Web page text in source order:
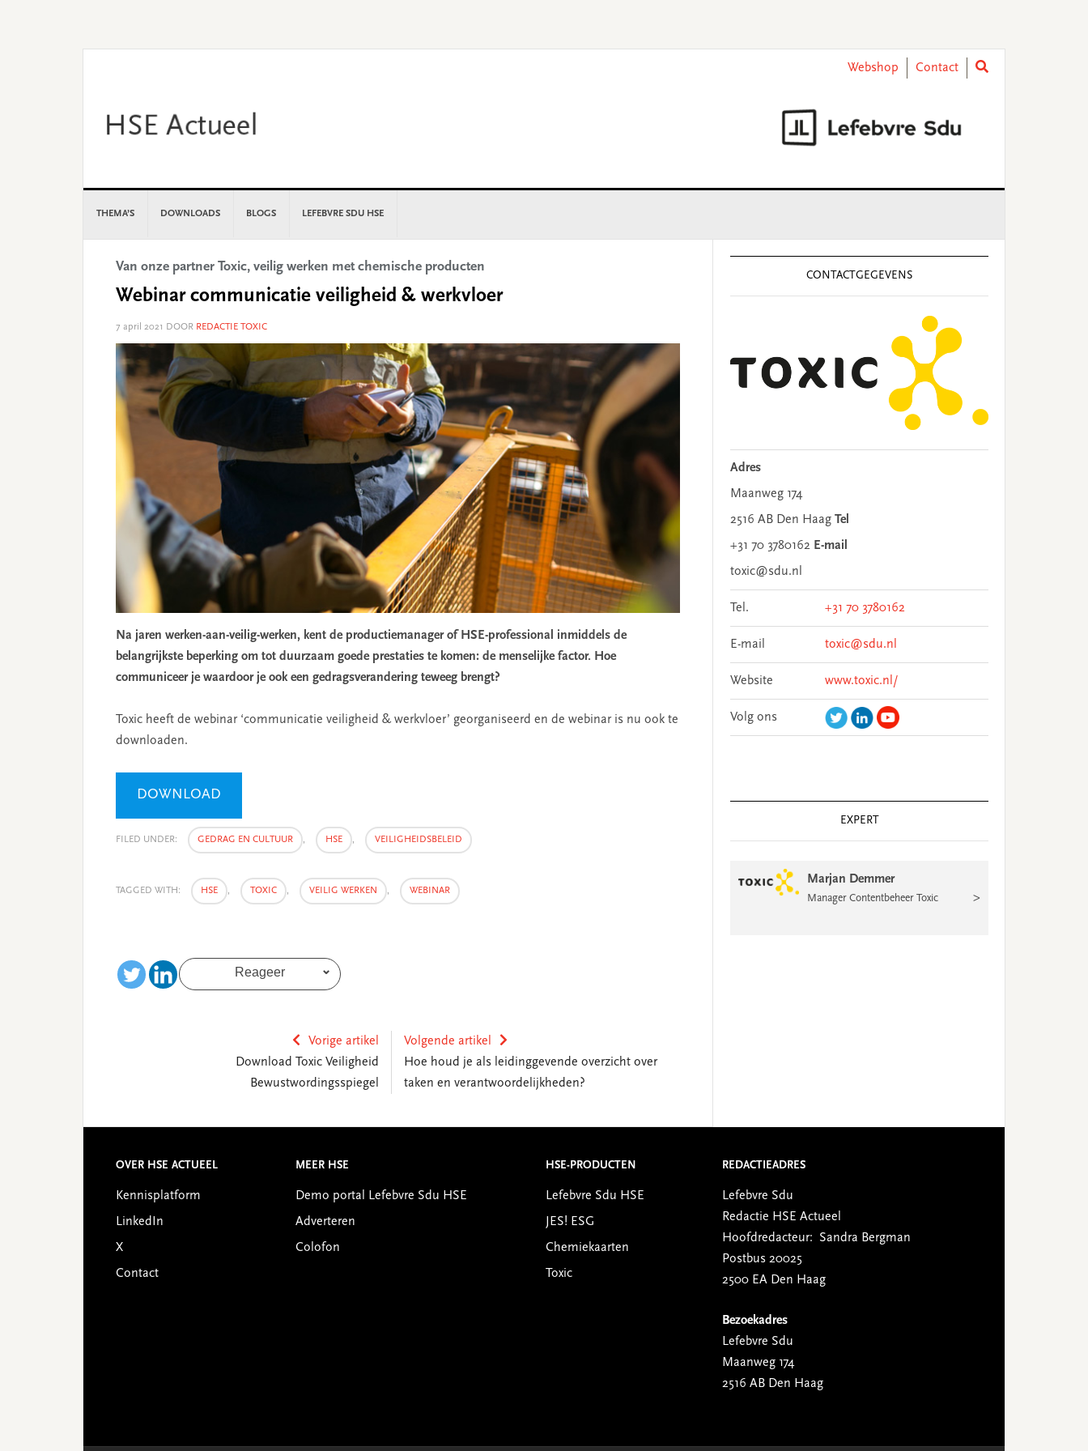
Webshop
Contact
THEMA’S DOWNLOADS BLOGS LEFEBVRE SDU HSE
Van onze partner Toxic, veilig werken met chemische producten
Webinar communicatie veiligheid & werkvloer
7 april 2021 DOOR REDACTIE TOXIC
Na jaren werken-aan-veilig-werken, kent de productiemanager of HSE-professional inmiddels de
belangrijkste beperking om tot duurzaam goede prestaties te komen: de menselijke factor. Hoe
communiceer je waardoor je ook een gedragsverandering teweeg brengt?
Toxic heeft de webinar ‘communicatie veiligheid & werkvloer’ georganiseerd en de webinar is nu ook te
downloaden.
DOWNLOAD
FILED UNDER: GEDRAG EN CULTUUR , HSE , VEILIGHEIDSBELEID
TAGGED WITH: HSE , TOXIC , VEILIG WERKEN , WEBINAR
Reageer
Vorige artikel
Download Toxic Veiligheid
Bewustwordingsspiegel
Volgende artikel
Hoe houd je als leidinggevende overzicht over
taken en verantwoordelijkheden?
Interactions
CONTACTGEGEVENS
Adres
Maanweg 174
2516 AB Den Haag Tel
+31 70 3780162 E-mail
toxic@sdu.nl
Tel. +31 70 3780162
E-mail toxic@sdu.nl
Website www.toxic.nl/
Volg ons
EXPERT
Marjan Demmer
Manager Contentbeheer Toxic >
Footer
OVER HSE ACTUEEL
Kennisplatform
LinkedIn
X
Contact
MEER HSE
Demo portal Lefebvre Sdu HSE
Adverteren
Colofon
HSE-PRODUCTEN
Lefebvre Sdu HSE
JES! ESG
Chemiekaarten
Toxic
REDACTIEADRES
Lefebvre Sdu
Redactie HSE Actueel
Hoofdredacteur: Sandra Bergman
Postbus 20025
2500 EA Den Haag
Bezoekadres
Lefebvre Sdu
Maanweg 174
2516 AB Den Haag